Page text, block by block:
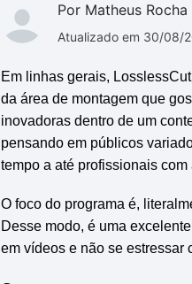
Por Matheus
Atualizado em 30/08/
Em linhas gerais,
da área de montagem que
inovadoras dentro de um
pensando em públicos
tempo a até profissionais com
O foco do programa é,
Desse modo, é uma
em vídeos e não se estressar